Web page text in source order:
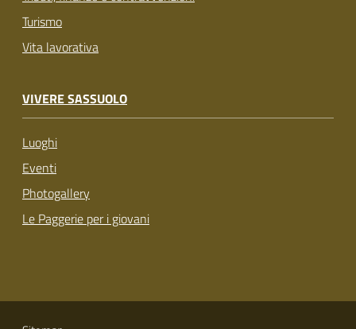
Turismo
Vita lavorativa
VIVERE SASSUOLO
Luoghi
Eventi
Photogallery
Le Paggerie per i giovani